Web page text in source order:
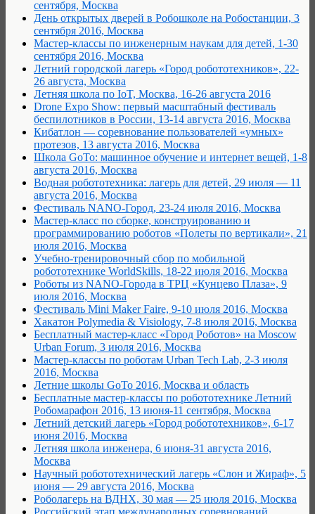
сентября, Москва
День открытых дверей в Робошколе на Робостанции, 3
сентября 2016, Москва
Мастер-классы по инженерным наукам для детей, 1-30
сентября 2016, Москва
Летний городской лагерь «Город робототехников», 22-
26 августа, Москва
Летняя школа по IoT, Москва, 16-26 августа 2016
Drone Expo Show: первый масштабный фестиваль
беспилотников в России, 13-14 августа 2016, Москва
Кибатлон — соревнование пользователей «умных»
протезов, 13 августа 2016, Москва
Школа GoTo: машинное обучение и интернет вещей, 1-8
августа 2016, Москва
Водная робототехника: лагерь для детей, 29 июля — 11
августа 2016, Москва
Фестиваль NANO-Город, 23-24 июля 2016, Москва
Мастер-класс по сборке, конструированию и
программированию роботов «Полеты по вертикали», 21
июля 2016, Москва
Учебно-тренировочный сбор по мобильной
робототехнике WorldSkills, 18-22 июля 2016, Москва
Роботы из NANO-Города в TРЦ «Кунцево Плаза», 9
июля 2016, Москва
Фестиваль Mini Maker Faire, 9-10 июля 2016, Москва
Хакатон Polymedia & Visiology, 7-8 июля 2016, Москва
Бесплатный мастер-класс «Город Роботов» на Moscow
Urban Forum, 3 июля 2016, Москва
Мастер-классы по роботам Urban Tech Lab, 2-3 июля
2016, Москва
Летние школы GoTo 2016, Москва и область
Бесплатные мастер-классы по робототехнике Летний
Робомарафон 2016, 13 июня-11 сентября, Москва
Летний детский лагерь «Город робототехников», 6-17
июня 2016, Москва
Летняя школа инженера, 6 июня-31 августа 2016,
Москва
Научный робототехнический лагерь «Слон и Жираф», 5
июня — 29 августа 2016, Москва
Роболагерь на ВДНХ, 30 мая — 25 июля 2016, Москва